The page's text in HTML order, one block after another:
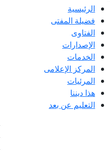
الرئيسية
فضيلة المفتى
الفتاوى
الإصدارات
الخدمات
المركز الإعلامى
المرئيات
هذا ديننا
التعليم عن بعد